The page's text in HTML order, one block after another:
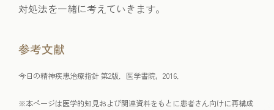
対処法を一緒に考えていきます。
参考文献
今日の精神疾患治療指針 第2版．医学書院，2016．
※本ページは医学的知見および関連資料をもとに患者さん向けに再構成